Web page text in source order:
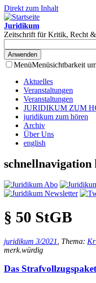
Direkt zum Inhalt
Juridikum
Zeitschrift für Kritik, Recht
MenüMenüsichtbarkeit
Aktuelles
Veranstaltungen
Veranstaltungen
JURIDIKUM ZUM
juridikum zum hören
Archiv
Über Uns
english
schnellnavigation
§ 50 StGB
juridikum 3/2021 , Thema:
merk.würdig
Das